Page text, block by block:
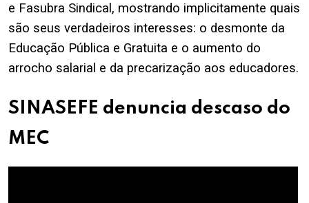
e Fasubra Sindical , mostrando implicitamente quais
são seus verdadeiros interesses: o desmonte da
Educação Pública e Gratuita e o aumento do
arrocho salarial e da precarização aos educadores.
SINASEFE denuncia descaso do
MEC